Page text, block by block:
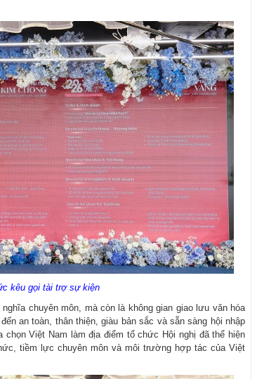
kêu gọi tài trợ sự kiện
chuyên môn, mà còn là không gian giao lưu văn hóa
an toàn, thân thiện, giàu bản sắc và sẵn sàng hội nhập
Việt Nam làm địa điểm tổ chức Hội nghị đã thể hiện
tiềm lực chuyên môn và môi trường hợp tác của Việt